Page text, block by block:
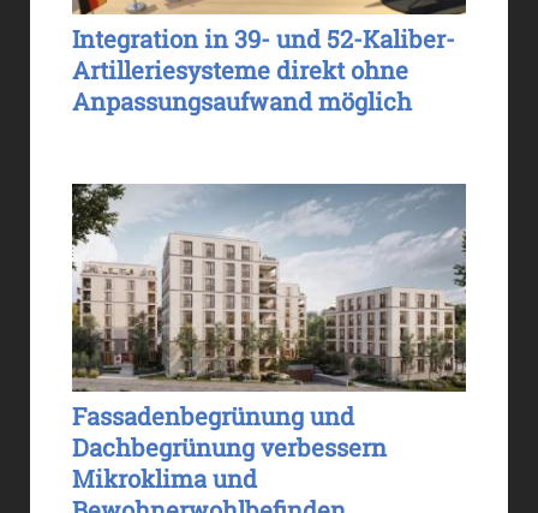
Integration in 39- und 52-Kaliber-
Artilleriesysteme direkt ohne
Anpassungsaufwand möglich
Fassadenbegrünung und
Dachbegrünung verbessern
Mikroklima und